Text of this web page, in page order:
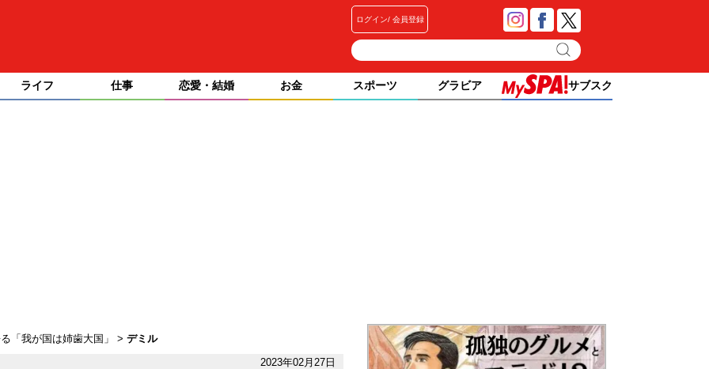
ログイン 会員登録
ライフ 仕事 恋愛・結婚 お金 スポーツ グラビア サブスク
「我が国は姉歯大国」
デミル
2023年02月27日